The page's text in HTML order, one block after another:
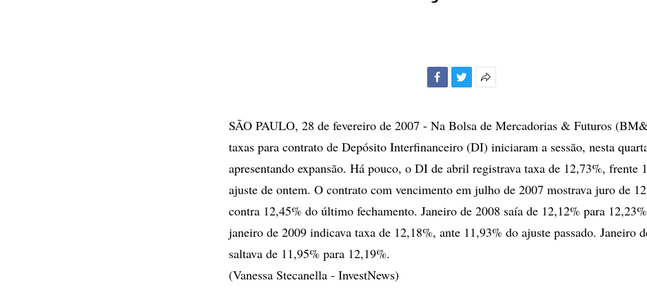
compartilhamento
SÃO PAULO, 28 de fevereiro de 2007 - Na Bolsa de Mercadorias & Futuros
taxas para contrato de Depósito Interfinanceiro (DI) iniciaram a sessão, nesta
apresentando expansão. Há pouco, o DI de abril registrava taxa de 12,73%, frente
ajuste de ontem. O contrato com vencimento em julho de 2007 mostrava juro de
contra 12,45% do último fechamento. Janeiro de 2008 saía de 12,12% para
janeiro de 2009 indicava taxa de 12,18%, ante 11,93% do ajuste passado. Janeiro
saltava de 11,95% para 12,19%.
(Vanessa Stecanella - InvestNews)